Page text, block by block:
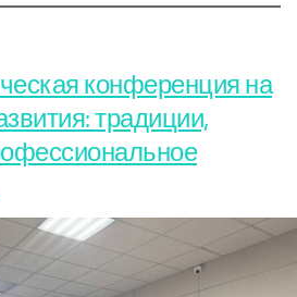
конференция на
традиции,